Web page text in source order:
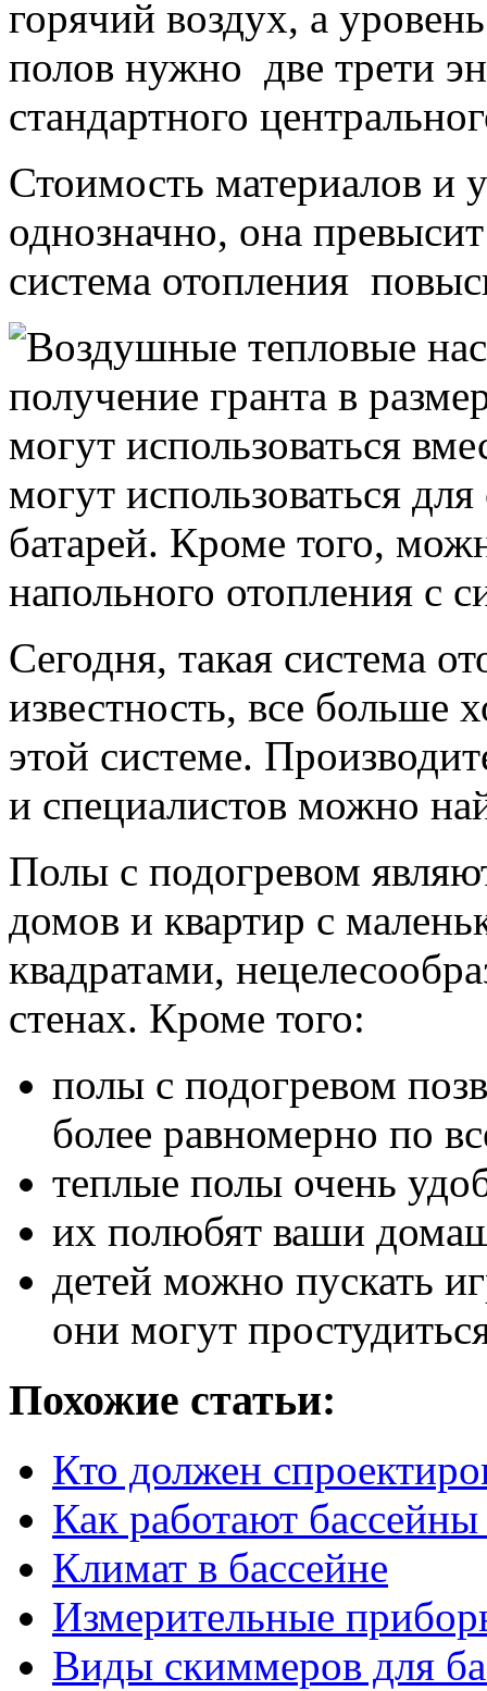
горячий воздух, а
полов нужно две трети
стандартного
Стоимость материалов и
однозначно, она
система отопления
Воздушные тепловые
получение гранта в
могут использоваться
могут использоваться
батарей. Кроме того,
напольного отопления с
Сегодня, такая система
известность, все больше
этой системе.
и специалистов можно
Полы с подогревом
домов и квартир с
квадратами,
стенах. Кроме того:
полы с подогревом
более равномерно по
теплые полы очень
их полюбят ваши
детей можно пускать
они могут
Похожие статьи:
Кто должен
Как работают
Климат в бассейне
Измерительные
Виды скиммеров для